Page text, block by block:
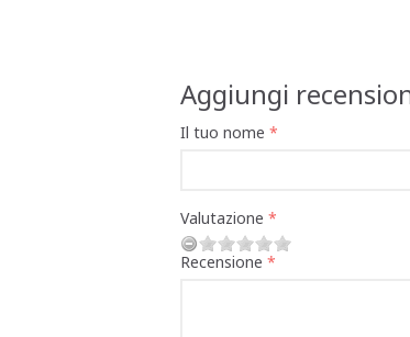
Aggiungi
Il tuo nome
Valutazione
Recensione